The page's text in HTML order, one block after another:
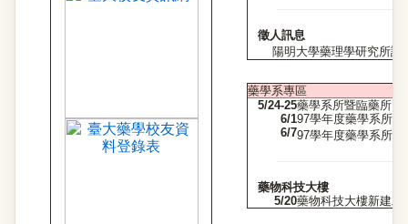
徵人訊息
陽明大學藥理學研究所誠
藥學系專區
5/24-25藥學系所暨臨藥所自
6/197學年度藥學系所
6/797學年度藥學系所
藥物科技大樓
5/20藥物科技大樓新建工